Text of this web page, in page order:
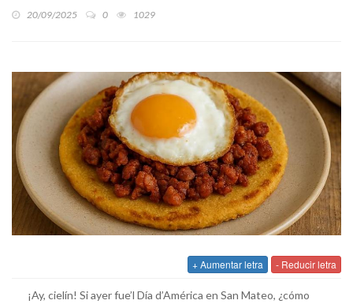
20/09/2025 0 1029
+ Aumentar letra - Reducir letra
¡Ay, cielín! Si ayer fue’l Día d’América en San Mateo, ¿cómo